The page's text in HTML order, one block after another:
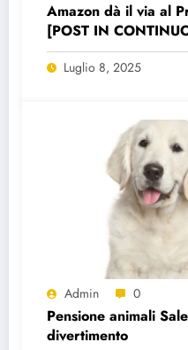
Amazon dà il via al
[POST IN
AGGIORNAMENTO]
Luglio 8, 2025
Admin 0
Pensione animali
divertimento